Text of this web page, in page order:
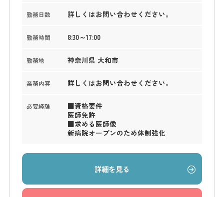
勤務日数 詳しくはお問い合わせください。
勤務時間 8:30～17:00
勤務地 神奈川県 大和市
業務内容 詳しくはお問い合わせください。
必要経験
■資格要件
医師免許
■求める医師像
新病院オープンのため体制強化
詳細を見る